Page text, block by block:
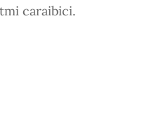
caraibici.